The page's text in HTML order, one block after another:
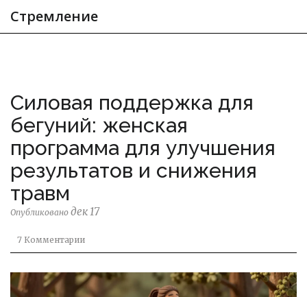
Стремление
Силовая поддержка для
бегуний: женская
программа для улучшения
результатов и снижения
травм
Опубликовано дек 17
7 Комментарии